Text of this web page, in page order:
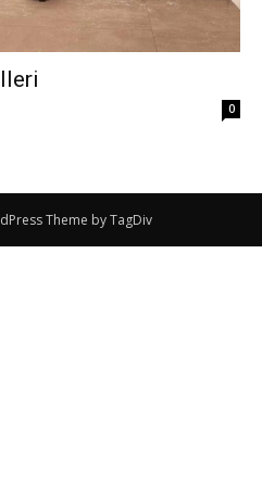
0
Theme by TagDiv